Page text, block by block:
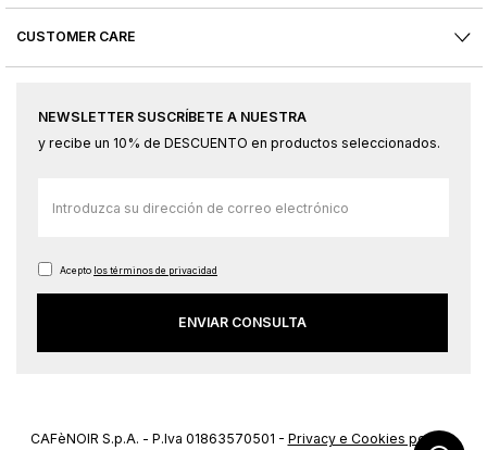
CUSTOMER CARE
NEWSLETTER SUSCRÍBETE A NUESTRA
y recibe un 10% de DESCUENTO en productos seleccionados.
boletín
de
Acepto los términos de privacidad
ENVIAR CONSULTA
CAFèNOIR S.p.A. - P.Iva 01863570501 - Privacy e Cookies policy -